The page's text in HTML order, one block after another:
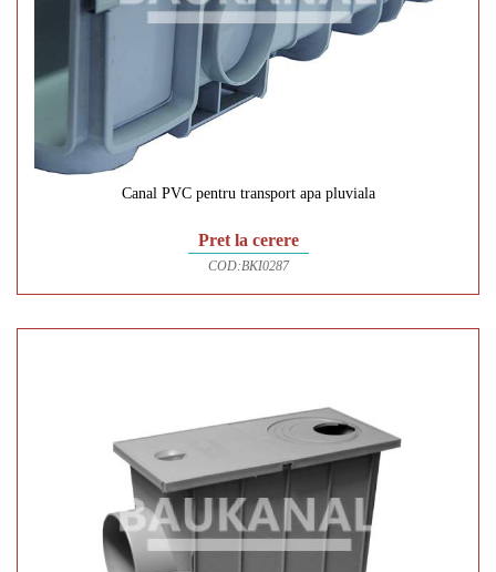
Canal PVC pentru transport apa pluviala
Pret la cerere
COD:BKI0287